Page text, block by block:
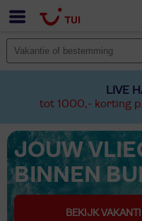
LIVE
tot 1000,- korting
JOUW
BINNEN
BEKIJK